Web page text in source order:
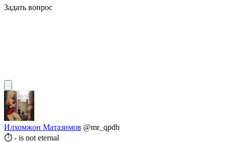
Задать вопрос
Илхомжон Матазимов @mr_qpdb
⏱ - is not eternal